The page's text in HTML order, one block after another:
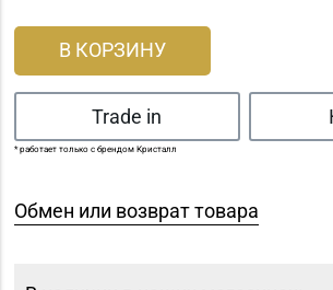
В КОРЗИНУ
Trade in
* работает только с брендом Кристалл
Обмен или возврат товара